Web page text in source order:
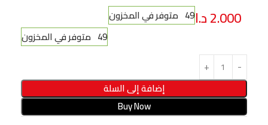
2.000د.ا49 متوفر في المخزون
49 متوفر في المخزون
إضافة إلى السلة
Buy Now